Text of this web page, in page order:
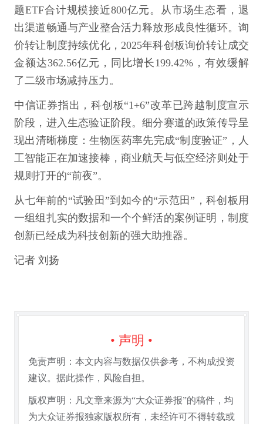
题ETF合计规模接近800亿元。从市场生态看，退
出渠道畅通与产业整合活力释放形成良性循环。询
价转让制度持续优化，2025年科创板询价转让成交
金额达362.56亿元，同比增长199.42%，有效缓解
了二级市场减持压力。
中信证券指出，科创板“1+6”改革已跨越制度宣示
阶段，进入生态验证阶段。细分赛道的政策传导呈
现出清晰梯度：生物医药率先完成“制度验证”，人
工智能正在加速接棒，商业航天与低空经济则处于
规则打开的“前夜”。
从七年前的“试验田”到如今的“示范田”，科创板用
一组组扎实的数据和一个个鲜活的案例证明，制度
创新已经成为科技创新的强大助推器。
记者 刘扬
• 声明 •
免责声明：本文内容与数据仅供参考，不构成投资
建议。据此操作，风险自担。
版权声明：凡文章来源为“大众证券报”的稿件，均
为大众证券报独家版权所有，未经许可不得转载或